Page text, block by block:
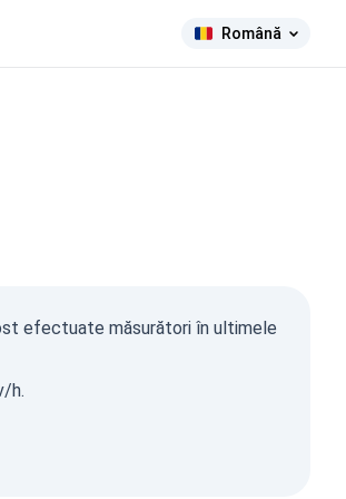
Română
efectuate măsurători în ultimele
h.